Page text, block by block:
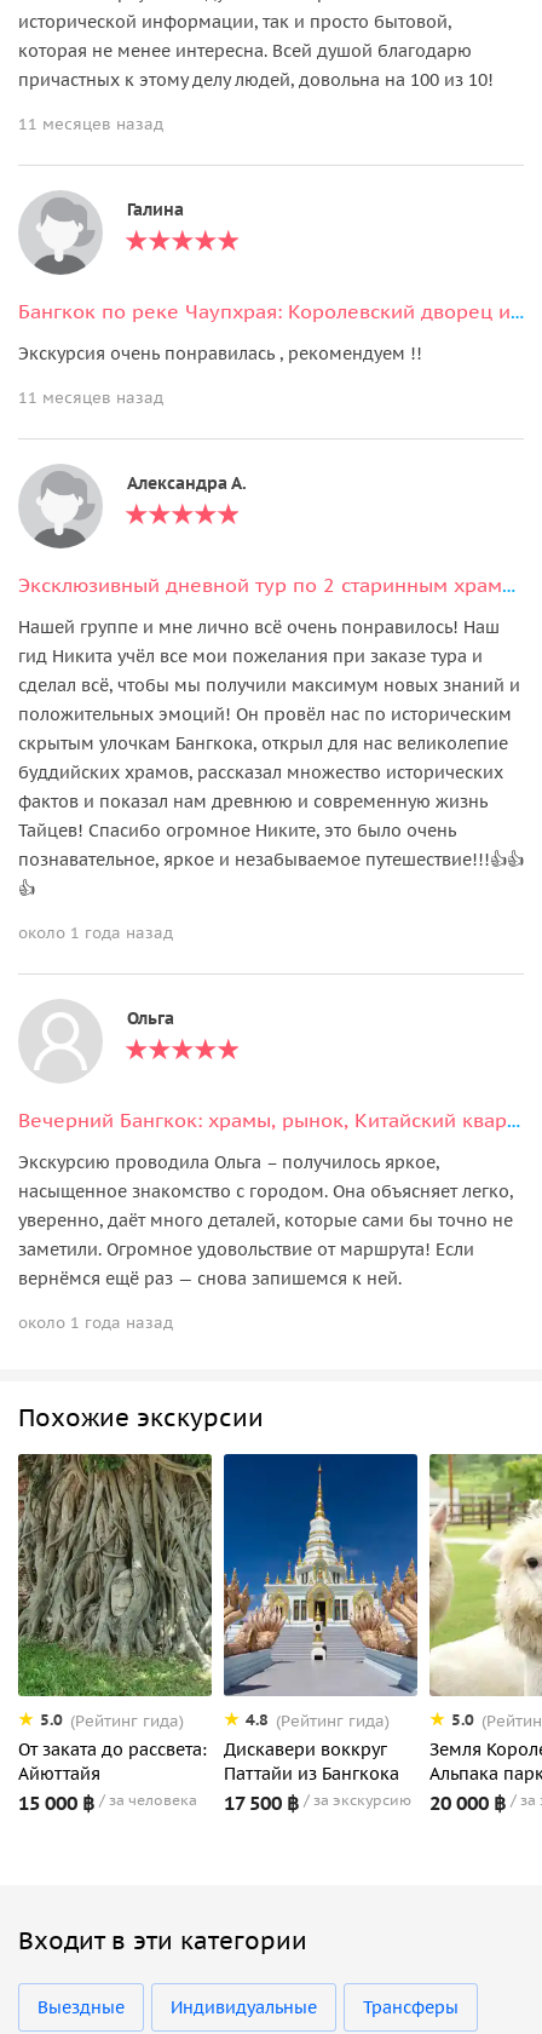
исторической информации, так и просто бытовой,
которая не менее интересна. Всей душой благодарю
причастных к этому делу людей, довольна на 100 из 10!
11 месяцев назад
Галина
Бангкок по реке Чаупхрая: Королевский дворец и храмы
Экскурсия очень понравилась , рекомендуем !!
11 месяцев назад
Александра А.
Эксклюзивный дневной тур по 2 старинным храмам и ужин на лодке или на крыше отеля (все включено)
Нашей группе и мне лично всё очень понравилось! Наш
гид Никита учёл все мои пожелания при заказе тура и
сделал всё, чтобы мы получили максимум новых знаний и
положительных эмоций! Он провёл нас по историческим
скрытым улочкам Бангкока, открыл для нас великолепие
буддийских храмов, рассказал множество исторических
фактов и показал нам древнюю и современную жизнь
Тайцев! Спасибо огромное Никите, это было очень
познавательное, яркое и незабываемое путешествие!!!👍👍
👍
около 1 года назад
Ольга
Вечерний Бангкок: храмы, рынок, Китайский квартал и уличная еда
Экскурсию проводила Ольга – получилось яркое,
насыщенное знакомство с городом. Она объясняет легко,
уверенно, даёт много деталей, которые сами бы точно не
заметили. Огромное удовольствие от маршрута! Если
вернёмся ещё раз — снова запишемся к ней.
около 1 года назад
Похожие экскурсии
5.0 (Рейтинг гида)
От заката до рассвета:
Айюттайя
15 000 ฿ за человека
4.8 (Рейтинг гида)
Дискавери воккруг
Паттайи из Бангкока
17 500 ฿ за экскурсию
5.0
Земля
Альпака
20 000 ฿ за
Входит в эти категории
Выездные Индивидуальные Трансферы